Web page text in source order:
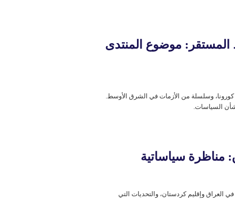
موضوع المنتدى
کورونا، وسلسلة من الأزمات في الشرق الأوسط.
السياسات.
مناظرة سیاساتية
العراق وإقليم كردستان، والتحديات التي